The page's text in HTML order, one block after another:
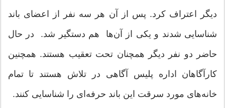
دیگر اعتراف کرد. پس از آن هر سه نفر از اعضای باند
شناسایی شدند و یکی از آن‌ها هم دستگیر شد. در حال
حاضر دو نفر دیگر همچنان تحت تعقیب هستند. همچنین
کارآگاهان اداره پلیس آگاهی در تلاش هستند تا تمام
خانه‌های مورد سرقت این باند حرفه‌ای را شناسایی کنند.